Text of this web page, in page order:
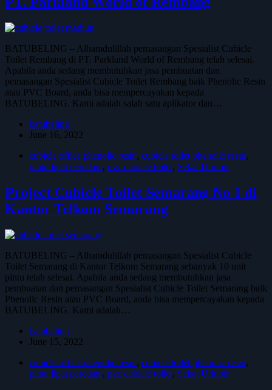
BATUBELING – Alhamdulillah pemasangan Spesialist Cubicle
Toilet Rembang di PT. Parkland World of Rembang telah selesai.
Apabila anda sedang membutuhkan jasa pembuatan dan
pemasangan Spesialist Cubicle Toilet Rembang baik Phenolic Resin
atau PVC Board, anda bisa mempercayakan kepada
BATUBELING. Kami adalah salah satu aplikator dan…
batubeling
June 16, 2022
cubicle office phenolic resin, cubicle toilet phenolic resin,
pintu lipat peredam, pvc cubicle toilet, Sekat Urinoir
Project Cubicle Toilet Semarang No 1 di
Kantor Telkom Semarang
BATUBELING – Alhamdulillah pemasangan Spesialist Cubicle
Toilet Semarang di Kantor Telkom Semarang sebanyak 10 unit
pintu telah selesai. Apabila anda sedang membutuhkan jasa
pembuatan dan pemasangan Spesialist Cubicle Toilet Semarang baik
Phenolic Resin atau PVC Board, anda bisa mempercayakan kepada
BATUBELING. Kami adalah…
batubeling
June 15, 2022
cubicle office phenolic resin, cubicle toilet phenolic resin,
pintu lipat peredam, pvc cubicle toilet, Sekat Urinoir